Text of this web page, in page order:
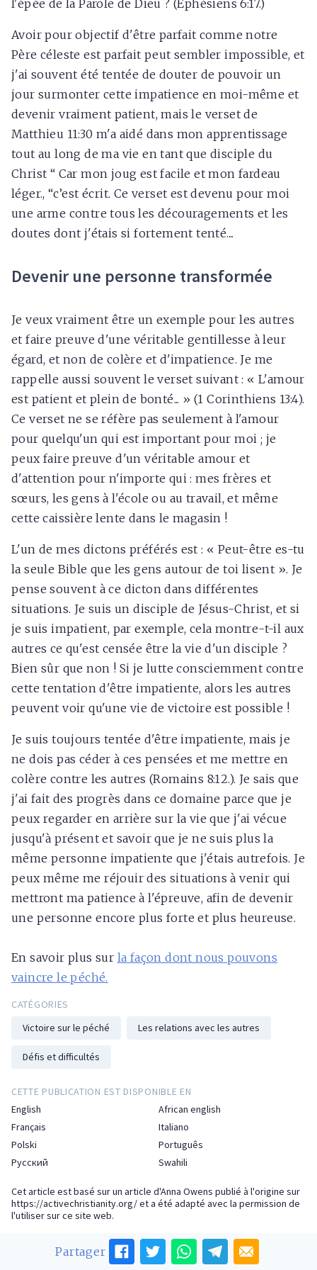
l'épée de la Parole de Dieu ? (Ephésiens 6:17.)
Avoir pour objectif d'être parfait comme notre
Père céleste est parfait peut sembler impossible, et
j'ai souvent été tentée de douter de pouvoir un
jour surmonter cette impatience en moi-même et
devenir vraiment patient, mais le verset de
Matthieu 11:30 m'a aidé dans mon apprentissage
tout au long de ma vie en tant que disciple du
Christ “ Car mon joug est facile et mon fardeau
léger., “c’est écrit. Ce verset est devenu pour moi
une arme contre tous les découragements et les
doutes dont j'étais si fortement tenté....
Devenir une personne transformée
Je veux vraiment être un exemple pour les autres
et faire preuve d'une véritable gentillesse à leur
égard, et non de colère et d'impatience. Je me
rappelle aussi souvent le verset suivant : « L'amour
est patient et plein de bonté... » (1 Corinthiens 13:4).
Ce verset ne se réfère pas seulement à l'amour
pour quelqu'un qui est important pour moi ; je
peux faire preuve d'un véritable amour et
d'attention pour n'importe qui : mes frères et
sœurs, les gens à l'école ou au travail, et même
cette caissière lente dans le magasin !
L'un de mes dictons préférés est : « Peut-être es-tu
la seule Bible que les gens autour de toi lisent ». Je
pense souvent à ce dicton dans différentes
situations. Je suis un disciple de Jésus-Christ, et si
je suis impatient, par exemple, cela montre-t-il aux
autres ce qu'est censée être la vie d'un disciple ?
Bien sûr que non ! Si je lutte consciemment contre
cette tentation d'être impatiente, alors les autres
peuvent voir qu'une vie de victoire est possible !
Je suis toujours tentée d'être impatiente, mais je
ne dois pas céder à ces pensées et me mettre en
colère contre les autres (Romains 8:12.). Je sais que
j'ai fait des progrès dans ce domaine parce que je
peux regarder en arrière sur la vie que j'ai vécue
jusqu'à présent et savoir que je ne suis plus la
même personne impatiente que j'étais autrefois. Je
peux même me réjouir des situations à venir qui
mettront ma patience à l'épreuve, afin de devenir
une personne encore plus forte et plus heureuse.
En savoir plus sur la façon dont nous pouvons
vaincre le péché.
CATÉGORIES
Victoire sur le péché
Les relations avec les autres
Défis et difficultés
CETTE PUBLICATION EST DISPONIBLE EN
English
African english
Français
Italiano
Polski
Português
Русский
Swahili
Cet article est basé sur un article d'Anna Owens publié à l'origine sur
https://activechristianity.org/et a été adapté avec la permission de
l'utiliser sur ce site web.
Partager